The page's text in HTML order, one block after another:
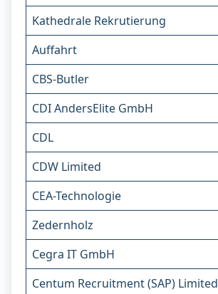
Kathedrale Rekrutierung
Auffahrt
CBS-Butler
CDI AndersElite GmbH
CDL
CDW Limited
CEA-Technologie
Zedernholz
Cegra IT GmbH
Centum Recruitment (SAP) Limited